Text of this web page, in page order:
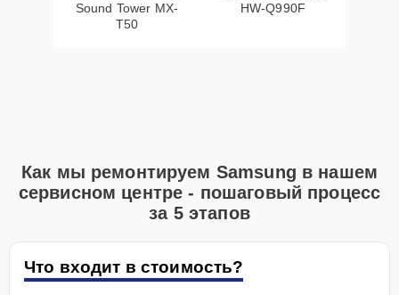
Sound Tower MX-
T50
HW-Q990F
Как мы ремонтируем Samsung в нашем
сервисном центре - пошаговый процесс
за 5 этапов
Что входит в стоимость?